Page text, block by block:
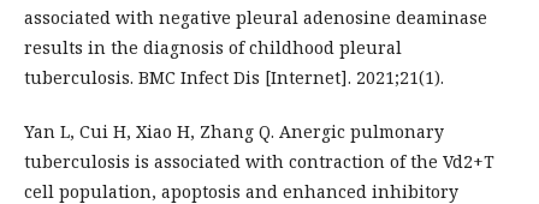
associated with negative pleural adenosine deaminase
results in the diagnosis of childhood pleural
tuberculosis. BMC Infect Dis [Internet]. 2021;21(1).
Yan L, Cui H, Xiao H, Zhang Q. Anergic pulmonary
tuberculosis is associated with contraction of the Vd2+T
cell population, apoptosis and enhanced inhibitory